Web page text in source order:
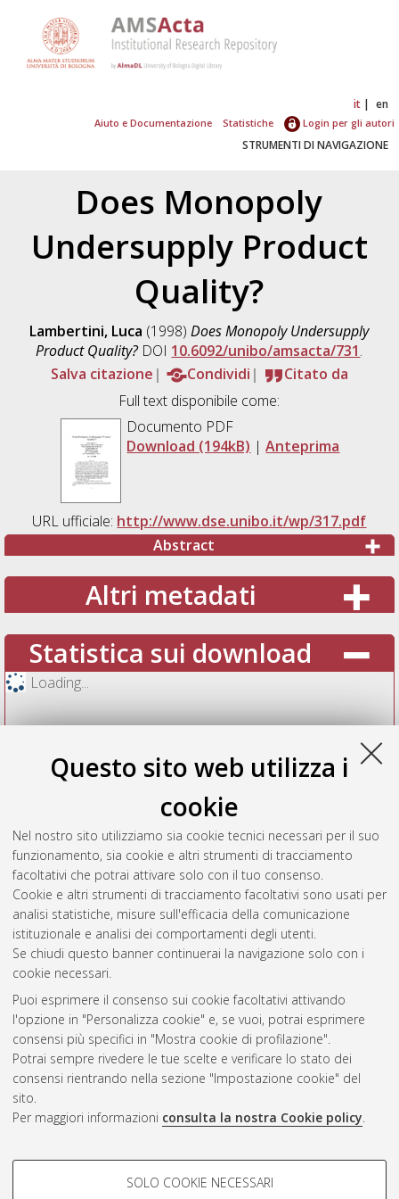
Questo sito web utilizza i
cookie
Nel nostro sito utilizziamo sia cookie tecnici necessari per il suo
funzionamento, sia cookie e altri strumenti di tracciamento
facoltativi che potrai attivare solo con il tuo consenso.
Cookie e altri strumenti di tracciamento facoltativi sono usati per
analisi statistiche, misure sull'efficacia della comunicazione
istituzionale e analisi dei comportamenti degli utenti.
Se chiudi questo banner continuerai la navigazione solo con i
cookie necessari.
Puoi esprimere il consenso sui cookie facoltativi attivando
l'opzione in "Personalizza cookie" e, se vuoi, potrai esprimere
consensi più specifici in "Mostra cookie di profilazione".
Potrai sempre rivedere le tue scelte e verificare lo stato dei
consensi rientrando nella sezione "Impostazione cookie" del
sito.
Per maggiori informazioni consulta la nostra Cookie policy.
COOKIE DI PROFILAZIONE -
SOLO COOKIE NECESSARI
it en
Aiuto e Documentazione Statistiche Login per gli autori
STRUMENTI DI NAVIGAZIONE
Does Monopoly
Undersupply Product
Quality?
Lambertini, Luca (1998)Does Monopoly Undersupply
Product Quality?DOI 10.6092/unibo/amsacta/731.
Salva citazione
Condividi
Citato da
Full text disponibile come:
Documento PDF
Download (194kB) |Anteprima
URL ufficiale: http://www.dse.unibo.it/wp/317.pdf
Abstract
Altri metadati
Statistica sui download
Loading...
Vedi altre statistiche
Gestione del documento:
Atom
Rss
2.0
AMS Acta
ISSN: 2038-7954
re3data.org -
doi.org/10.17616/R3P19R
Servizio implementato e
Impostazioni Cookie